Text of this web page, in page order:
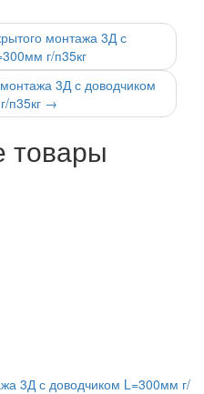
монтажа 3Д с
г/п35кг
3Д с доводчиком
п35кг →
товары
3Д с доводчиком L=300мм г/